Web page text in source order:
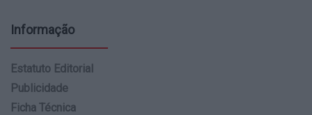
Informação
Estatuto Editorial
Publicidade
Ficha Técnica